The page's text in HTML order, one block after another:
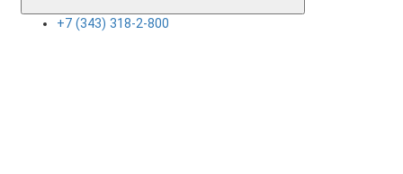
+7 (343) 318-2-800